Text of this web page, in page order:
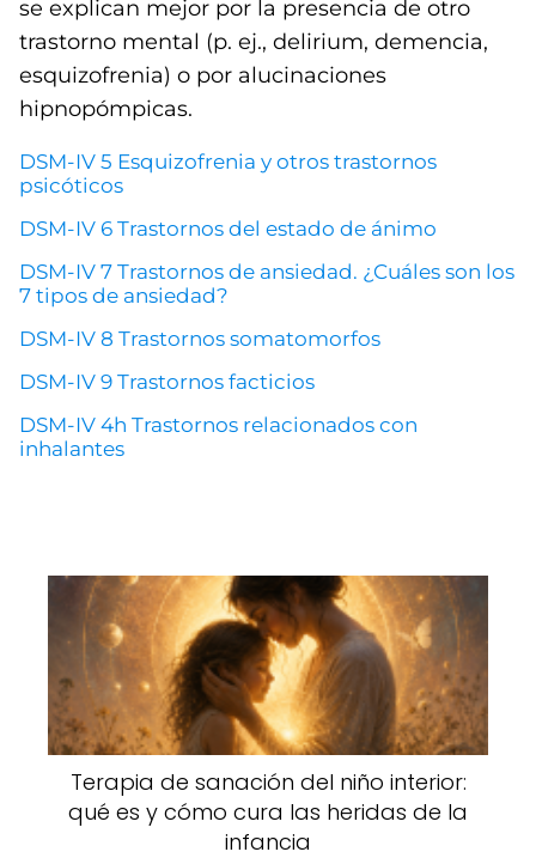
se explican mejor por la presencia de otro
trastorno mental (p. ej., delirium, demencia,
esquizofrenia) o por alucinaciones
hipnopómpicas.
DSM-IV 5 Esquizofrenia y otros trastornos
psicóticos
DSM-IV 6 Trastornos del estado de ánimo
DSM-IV 7 Trastornos de ansiedad. ¿Cuáles son los
7 tipos de ansiedad?
DSM-IV 8 Trastornos somatomorfos
DSM-IV 9 Trastornos facticios
DSM-IV 4h Trastornos relacionados con
inhalantes
Terapia de sanación del niño interior:
qué es y cómo cura las heridas de la
infancia